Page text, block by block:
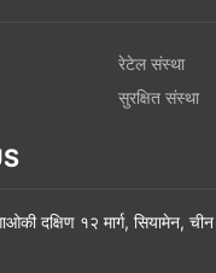
रेटेल संस्था
सुरक्षित संस्था
दक्षिण १२ मार्ग, सियामेन, चीन